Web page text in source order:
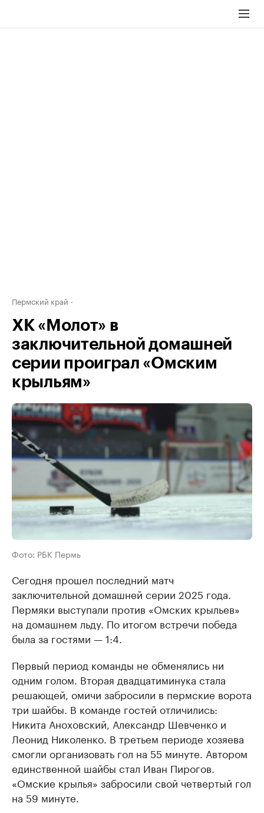
Пермский край
ХК «Молот» в
заключительной домашней
серии проиграл «Омским
крыльям»
Фото: РБК Пермь
Сегодня прошел последний матч
заключительной домашней серии 2025 года.
Пермяки выступали против «Омских крыльев»
на домашнем льду. По итогом встречи победа
была за гостями — 1:4.
Первый период команды не обменялись ни
одним голом. Вторая двадцатиминука стала
решающей, омичи забросили в пермские ворота
три шайбы. В команде гостей отличились:
Никита Аноховский, Александр Шевченко и
Леонид Николенко. В третьем периоде хозяева
смогли организовать гол на 55 минуте. Автором
единственной шайбы стал Иван Пирогов.
«Омские крылья» забросили свой четвертый гол
на 59 минуте.